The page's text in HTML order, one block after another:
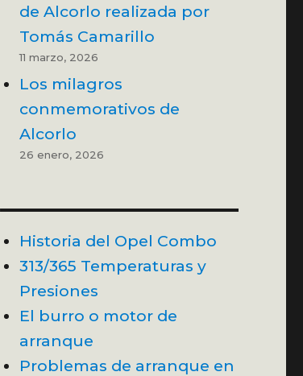
de Alcorlo realizada por
Tomás Camarillo
11 marzo, 2026
Los milagros
conmemorativos de
Alcorlo
26 enero, 2026
Historia del Opel Combo
313/365 Temperaturas y
Presiones
El burro o motor de
arranque
Problemas de arranque en